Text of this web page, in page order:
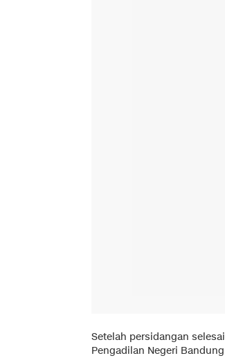
Setelah persidangan
Pengadilan Negeri